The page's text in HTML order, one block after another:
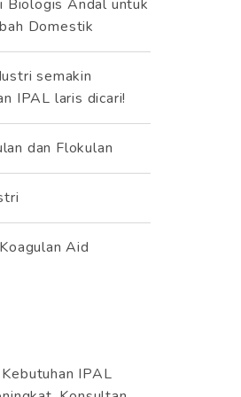
Biologis Andal untuk
Domestik
semakin
IPAL laris dicari!
dan Flokulan
Aid
Kebutuhan IPAL